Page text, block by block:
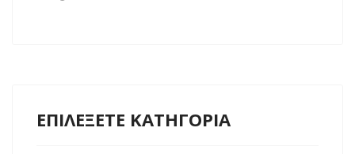
ΕΠΙΛΕΞΕΤΕ ΚΑΤΗΓΟΡΙΑ